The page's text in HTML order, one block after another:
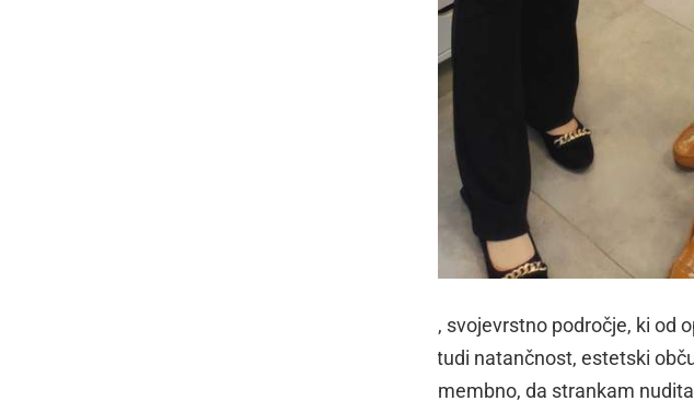
Zavedata se, da je optika specifično, svojevrstno področje, ki
strokovne podkovanosti, ob tem pa tudi natančnost, estetski
S tega vidika jima je še toliko bolj pomembno, da strankam